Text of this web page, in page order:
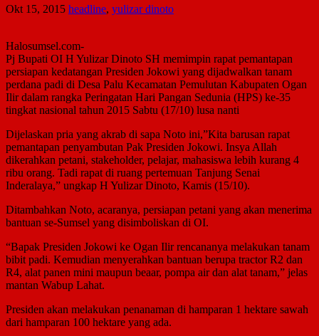
Okt 15, 2015 headline, yulizar dinoto
Halosumsel.com-
Pj Bupati OI H Yulizar Dinoto SH memimpin rapat pemantapan
persiapan kedatangan Presiden Jokowi yang dijadwalkan tanam
perdana padi di Desa Palu Kecamatan Pemulutan Kabupaten Ogan
Ilir dalam rangka Peringatan Hari Pangan Sedunia (HPS) ke-35
tingkat nasional tahun 2015 Sabtu (17/10) lusa nanti
Dijelaskan pria yang akrab di sapa Noto ini,”Kita barusan rapat
pemantapan penyambutan Pak Presiden Jokowi. Insya Allah
dikerahkan petani, stakeholder, pelajar, mahasiswa lebih kurang 4
ribu orang. Tadi rapat di ruang pertemuan Tanjung Senai
Inderalaya,” ungkap H Yulizar Dinoto, Kamis (15/10).
Ditambahkan Noto, acaranya, persiapan petani yang akan menerima
bantuan se-Sumsel yang disimboliskan di OI.
“Bapak Presiden Jokowi ke Ogan Ilir rencananya melakukan tanam
bibit padi. Kemudian menyerahkan bantuan berupa tractor R2 dan
R4, alat panen mini maupun beaar, pompa air dan alat tanam,” jelas
mantan Wabup Lahat.
Presiden akan melakukan penanaman di hamparan 1 hektare sawah
dari hamparan 100 hektare yang ada.